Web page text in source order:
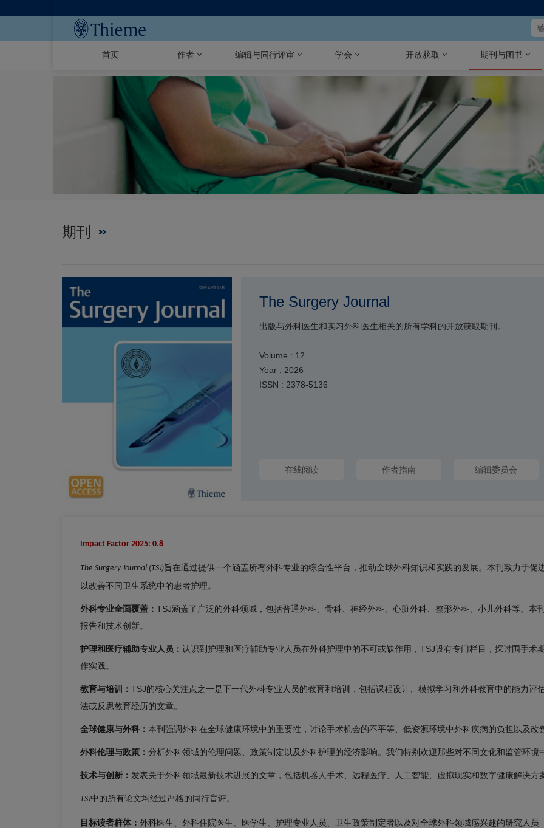
首页 作者 编辑与同行评审 学会 开放获取 期刊与图书
期刊
The Surgery Journal
出版与外科医生和实习外科医生相关的所有学科的开放获取期刊。
Volume : 12
Year : 2026
ISSN : 2378-5136
在线阅读 作者指南 编辑委员会
Impact Factor 2025: 0.8
The Surgery Journal (TSJ)旨在通过提供一个涵盖所有外科专业的综合性平台，推动全球外科知识和实践的发展。本刊致力于
以改善不同卫生系统中的患者护理。
外科专业全面覆盖： TSJ涵盖了广泛的外科领域，包括普通外科、骨科、神经外科、心脏外科、整形外科、小儿外科等。本
报告和技术创新。
护理和医疗辅助专业人员： 认识到护理和医疗辅助专业人员在外科护理中的不可或缺作用，TSJ设有专门栏目，探讨围手术
作实践。
教育与培训： TSJ的核心关注点之一是下一代外科专业人员的教育和培训，包括课程设计、模拟学习和外科教育中的能力评
法或反思教育经历的文章。
全球健康与外科： 本刊强调外科在全球健康环境中的重要性，讨论手术机会的不平等、低资源环境中外科疾病的负担以及改
外科伦理与政策： 分析外科领域的伦理问题、政策制定以及外科护理的经济影响。我们特别欢迎那些对不同文化和监管环
技术与创新： 发表关于外科领域最新技术进展的文章，包括机器人手术、远程医疗、人工智能、虚拟现实和数字健康解决
TSJ中的所有论文均经过严格的同行盲评。
目标读者群体： 外科医生、外科住院医生、医学生、护理专业人员、卫生政策制定者以及对全球外科领域感兴趣的研究人员
编辑委员会